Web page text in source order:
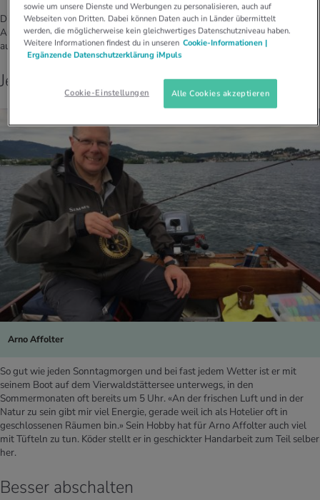
Diese Ruhe, das Plätschern des Wassers, die frische Luft, die wunderbare
Aussicht auf die Berge – «beim Angeln tut sich mir eine ganz andere Welt
auf».
Jeden Sonntag auf dem See
Arno Affolter
So gut wie jeden Sonntagmorgen und bei fast jedem Wetter ist er mit
seinem Boot auf dem Vierwaldstättersee unterwegs, in den
Sommermonaten oft bereits um 5 Uhr. «An der frischen Luft und in der
Natur zu sein gibt mir viel Energie, gerade weil ich als Hotelier oft in
geschlossenen Räumen bin.» Sein Hobby hat für Arno Affolter auch viel
mit Tüfteln zu tun. Köder stellt er in geschickter Handarbeit zum Teil selber
her.
Besser abschalten
sowie um unsere Dienste und Werbungen zu personalisieren, auch auf
Webseiten von Dritten. Dabei können Daten auch in Länder übermittelt
werden, die möglicherweise kein gleichwertiges Datenschutzniveau haben.
Weitere Informationen findest du in unseren Cookie-Informationen |
Ergänzende Datenschutzerklärung iMpuls
Cookie-Einstellungen Alle Cookies akzeptieren